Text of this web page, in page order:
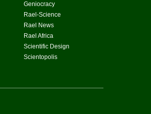
Geniocracy
Rael-Science
Rael News
Rael Africa
Scientific Design
Scientopolis